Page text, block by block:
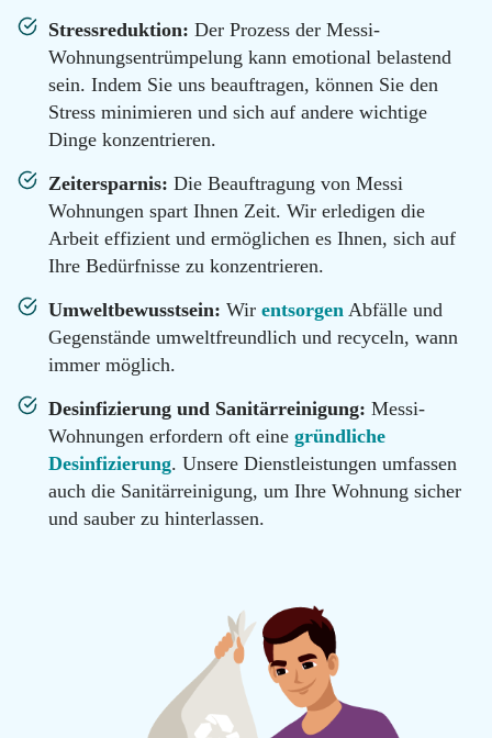
Stressreduktion: Der Prozess der Messi-
Wohnungsentrümpelung kann emotional belastend
sein. Indem Sie uns beauftragen, können Sie den
Stress minimieren und sich auf andere wichtige
Dinge konzentrieren.
Zeitersparnis: Die Beauftragung von Messi
Wohnungen spart Ihnen Zeit. Wir erledigen die
Arbeit effizient und ermöglichen es Ihnen, sich auf
Ihre Bedürfnisse zu konzentrieren.
Umweltbewusstsein: Wir entsorgenAbfälle und
Gegenstände umweltfreundlich und recyceln, wann
immer möglich.
Desinfizierung und Sanitärreinigung: Messi-
Wohnungen erfordern oft eine gründliche
Desinfizierung. Unsere Dienstleistungen umfassen
auch die Sanitärreinigung, um Ihre Wohnung sicher
und sauber zu hinterlassen.
0800
11 22
100
Email
info@messie-
wohnungen.de